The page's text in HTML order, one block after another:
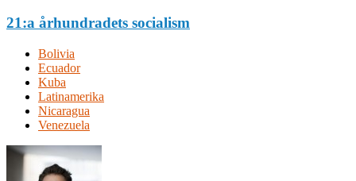
21:a århundradets socialism
Bolivia
Ecuador
Kuba
Latinamerika
Nicaragua
Venezuela